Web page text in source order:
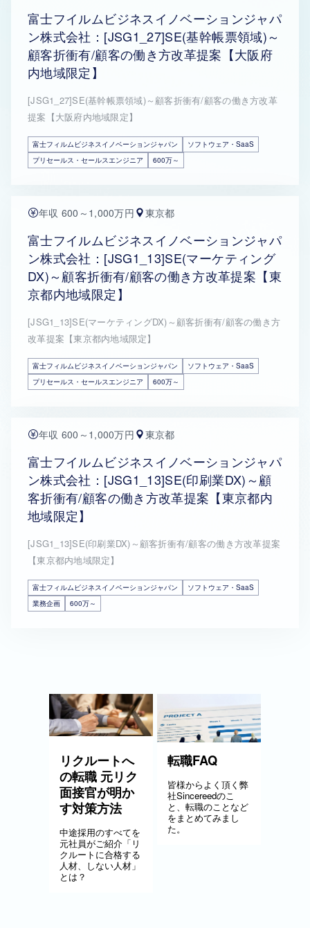
富士フイルムビジネスイノベーションジャパ
ン株式会社：[JSG1_27]SE(基幹帳票領域)～
顧客折衝有/顧客の働き方改革提案【大阪府
内地域限定】
[JSG1_27]SE(基幹帳票領域)～顧客折衝有/顧客の働き方改革
提案【大阪府内地域限定】
富士フィルムビジネスイノベーションジャパン
ソフトウェア・SaaS
プリセールス・セールスエンジニア
600万～
年収 600～1,000万円 東京都
富士フイルムビジネスイノベーションジャパ
ン株式会社：[JSG1_13]SE(マーケティング
DX)～顧客折衝有/顧客の働き方改革提案【東
京都内地域限定】
[JSG1_13]SE(マーケティングDX)～顧客折衝有/顧客の働き方
改革提案【東京都内地域限定】
富士フィルムビジネスイノベーションジャパン
ソフトウェア・SaaS
プリセールス・セールスエンジニア
600万～
年収 600～1,000万円 東京都
富士フイルムビジネスイノベーションジャパ
ン株式会社：[JSG1_13]SE(印刷業DX)～顧
客折衝有/顧客の働き方改革提案【東京都内
地域限定】
[JSG1_13]SE(印刷業DX)～顧客折衝有/顧客の働き方改革提案
【東京都内地域限定】
富士フィルムビジネスイノベーションジャパン
ソフトウェア・SaaS
業務企画
600万～
リクルートへ
の転職 元リク
面接官が明か
す対策方法
中途採用のすべてを
元社員がご紹介「リ
クルートに合格する
人材、しない人材」
とは？
転職FAQ
皆様からよく頂く弊
社Sincereedのこ
と、転職のことなど
をまとめてみまし
た。